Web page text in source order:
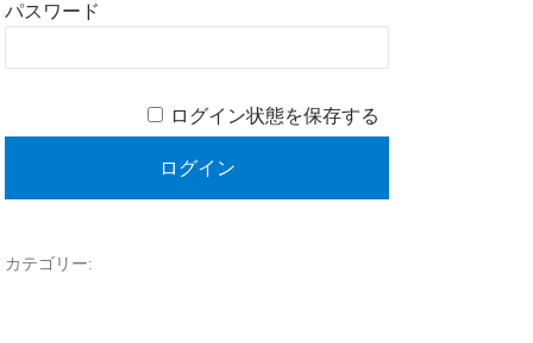
パスワード
ログイン状態を保存する
カテゴリー: